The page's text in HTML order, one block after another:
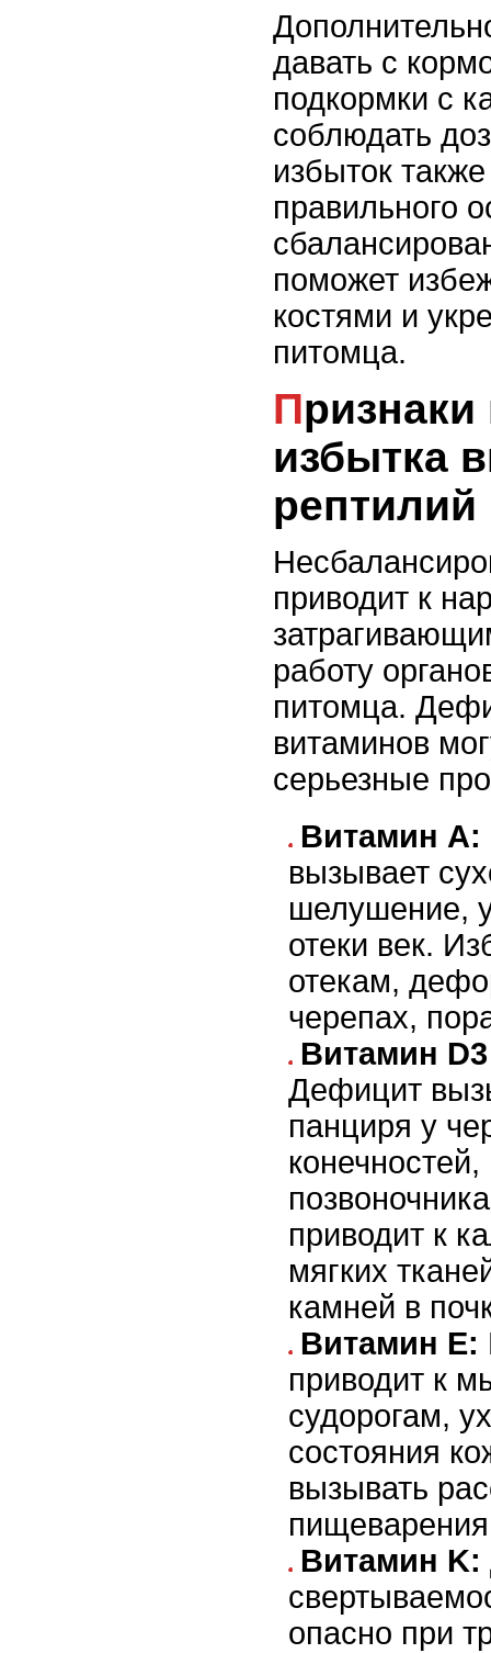
давать с
подкормки с
соблюдать
избыток
правильного
поможет
костями и
питомца.
Признаки нехватки и
избытка
рептилий
приводит к
работу
питомца.
витаминов
серьезные
Витамин A:
вызывает
шелушение,
отеки век.
отекам,
черепах,
Витамин
Дефицит
панциря у
приводит к
мягких
камней в
Витамин E:
приводит к
судорогам,
состояния
вызывать
Витамин K:
опасно при